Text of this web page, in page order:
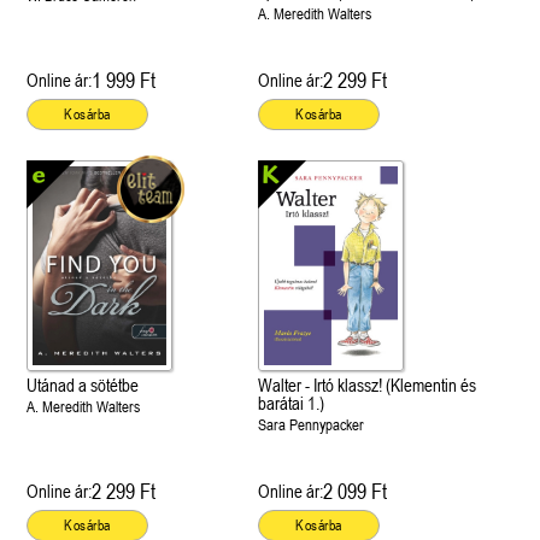
Online ár:1 999 Ft
Kosárba
A. Meredith Walters
Online ár:2 299 Ft
Kosárba
Utánad a sötétbe
A. Meredith Walters
Online ár:2 299 Ft
Kosárba
Walter - Irtó klassz! (Klementin és
barátai 1.)
Sara Pennypacker
Online ár:2 099 Ft
Kosárba